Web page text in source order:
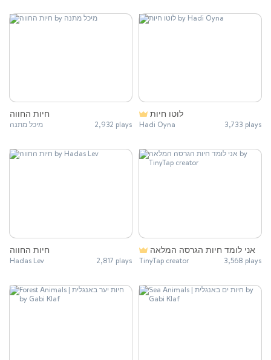
חיות החווה
מיכל מתנה 2,932 plays
לוטו חיות
Hadi Oyna 3,733 plays
חיות החווה
Hadas Lev 2,817 plays
אני לומד חיות הגרסה המלאה
TinyTap creator 3,568 plays